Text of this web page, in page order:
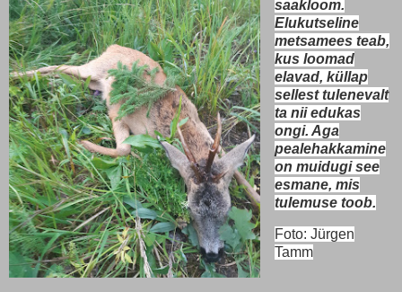
saakloom.
Elukutseline
metsamees teab,
kus loomad
elavad, küllap
sellest tulenevalt
ta nii edukas
ongi. Aga
pealehakkamine
on muidugi see
esmane, mis
tulemuse toob.
Foto: Jürgen
Tamm